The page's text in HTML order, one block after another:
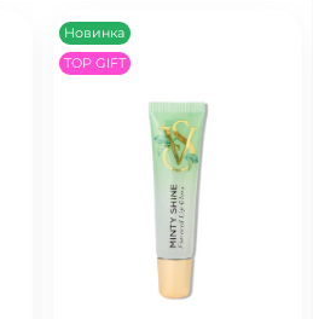
Новинка
TOP GIFT